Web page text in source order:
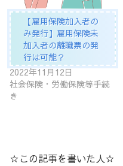
【雇用保険加入者の
み発行】雇用保険未
加入者の離職票の発
行は可能？
2022年11月12日
社会保険・労働保険等手続
き
☆この記事を書いた人☆